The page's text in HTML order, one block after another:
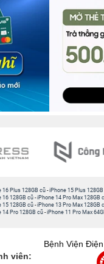
16 Plus 128GB cũ-iPhone 15 Plus
16 128GB cũ-iPhone 14 Pro Max 128GB
15 128GB cũ-iPhone 13 Pro Max 128GB
14 Pro 128GB cũ-iPhone 11 Pro Max
viên:
Bệnh Viện